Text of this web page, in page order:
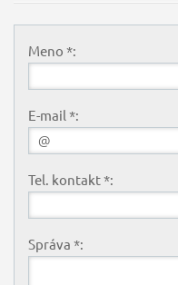
Meno *:
E-mail *:
Tel. kontakt *:
Správa *: